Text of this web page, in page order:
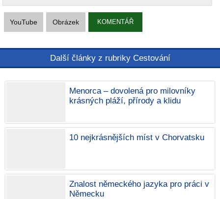
YouTube Obrázek KOMENTÁŘ
Další články z rubriky Cestování
Menorca – dovolená pro milovníky
krásných pláží, přírody a klidu
10 nejkrásnějších míst v Chorvatsku
Znalost německého jazyka pro práci v
Německu